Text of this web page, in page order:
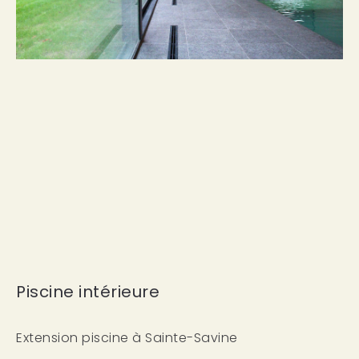
Piscine intérieure
Extension piscine à Sainte-Savine